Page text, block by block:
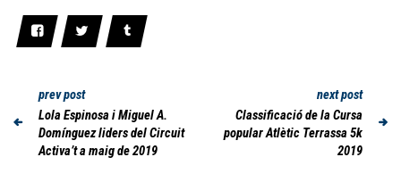
prev post
Lola Espinosa i Miguel A.
Domínguez liders del Circuit
Activa’t a maig de 2019
next post
Classificació de la Cursa
popular Atlètic Terrassa 5k
2019